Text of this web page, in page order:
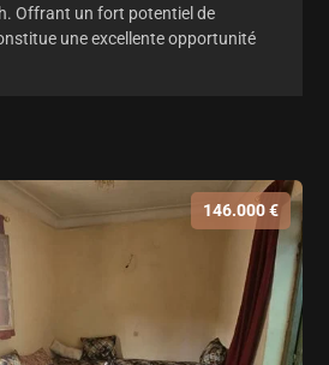
Offrant un fort potentiel de
une excellente opportunité
146.000 €